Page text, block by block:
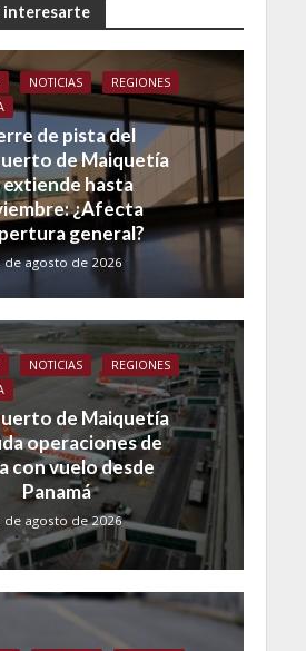
interesarte
NOTICIAS
REGIONES
de pista del
de Maiquetía
extiende hasta
¿Afecta
general?
de agosto de 2026
NOTICIAS
REGIONES
de Maiquetía
operaciones de
con vuelo desde
Panamá
de agosto de 2026